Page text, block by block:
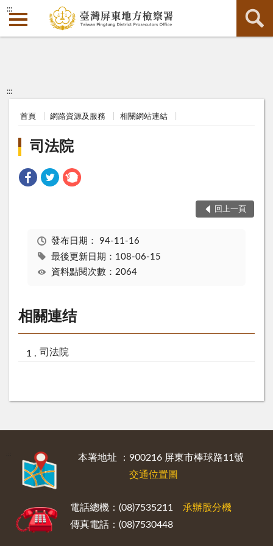
:::
:::
首頁 網路資源及服務 相關網站連結
司法院
回上一頁
發布日期： 94-11-16
最後更新日期：108-06-15
資料點閱次數：2064
相關連结
司法院
本署地址 ：900216 屏東市棒球路11號
交通位置圖
電話總機：(08)7535211 承辦股分機
傳真電話：(08)7530448